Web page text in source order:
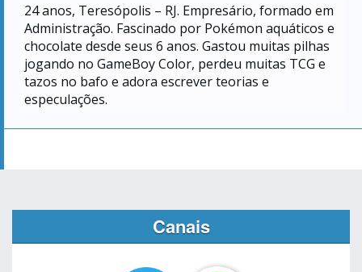
24anos, Teresópolis – RJ. Empresário, formado em
Administração. Fascinado por Pokémon aquáticos e
chocolate desde seus 6 anos. Gastou muitas pilhas
jogando no GameBoy Color, perdeu muitas TCG e
tazos no bafo e adora escrever teorias e
especulações.
Canais